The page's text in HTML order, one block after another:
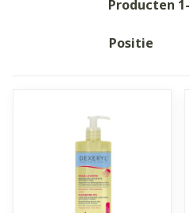
Producten 1-
Sorteer op: